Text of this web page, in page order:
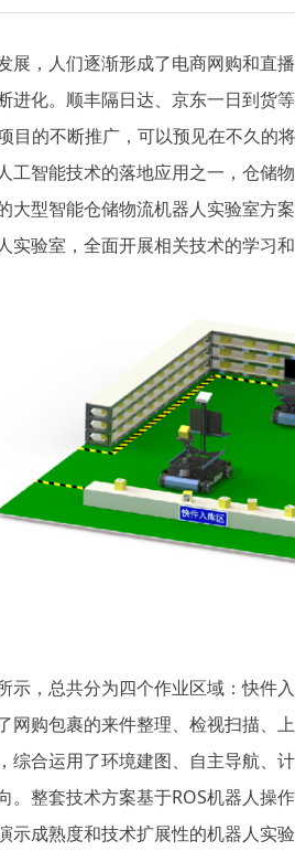
展，人们逐渐形成了电商网购和直
进化。顺丰隔日达、京东一日到货
目的不断推广，可以预见在不久
工智能技术的落地应用之一，仓储
大型智能仓储物流机器人实验室方
实验室，全面开展相关技术的学习
示，总共分为四个作业区域：快件
网购包裹的来件整理、检视扫描、
综合运用了环境建图、自主导航、
。整套技术方案基于ROS机器人
示成熟度和技术扩展性的机器人实